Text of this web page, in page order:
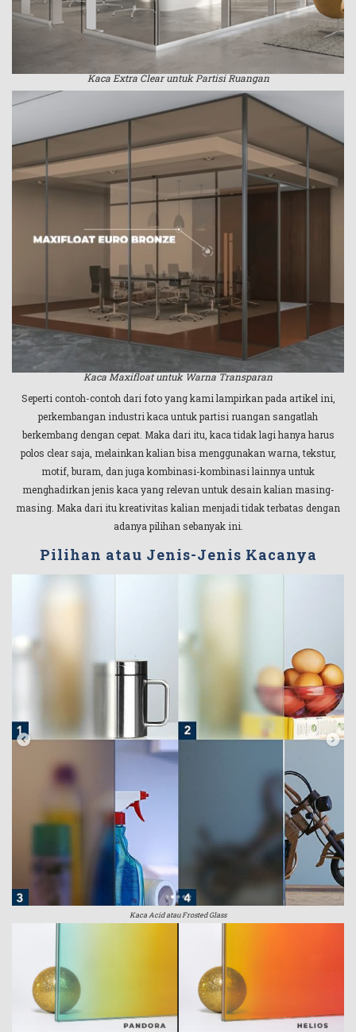
Kaca Extra Clear untuk Partisi Ruangan
Kaca Maxifloat untuk Warna Transparan
Seperti contoh-contoh dari foto yang kami lampirkan pada artikel ini,
perkembangan industri kaca untuk partisi ruangan sangatlah
berkembang dengan cepat. Maka dari itu, kaca tidak lagi hanya harus
polos clear saja, melainkan kalian bisa menggunakan warna, tekstur,
motif, buram, dan juga kombinasi-kombinasi lainnya untuk
menghadirkan jenis kaca yang relevan untuk desain kalian masing-
masing. Maka dari itu kreativitas kalian menjadi tidak terbatas dengan
adanya pilihan sebanyak ini.
Pilihan atau Jenis-Jenis Kacanya
Kaca Acid atau Frosted Glass